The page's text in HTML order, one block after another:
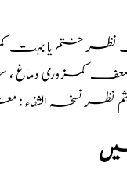
ختم یا بہت
کمزوری دماغ
نظر نسخہ الشفاء :